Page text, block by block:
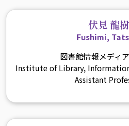
伏見 龍樹
Fushimi,
図書館情報メディ
Institute of Library,
Assistant